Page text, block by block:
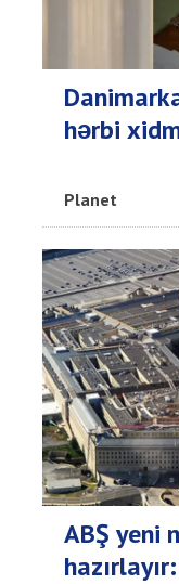
hərbi
Planet
ABŞ yeni